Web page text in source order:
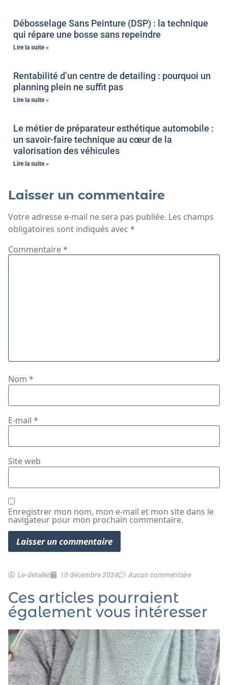
Débosselage Sans Peinture (DSP) : la technique
qui répare une bosse sans repeindre
Lire la suite »
Rentabilité d’un centre de detailing : pourquoi un
planning plein ne suffit pas
Lire la suite »
Le métier de préparateur esthétique automobile :
un savoir-faire technique au cœur de la
valorisation des véhicules
Lire la suite »
Laisser un commentaire
Votre adresse e-mail ne sera pas publiée. Les champs
obligatoires sont indiqués avec *
Commentaire*
Nom *
E-mail *
Site web
Enregistrer mon nom, mon e-mail et mon site dans le
navigateur pour mon prochain commentaire.
Le-detailer 10 décembre 2024 Aucun commentaire
Ces articles pourraient
également vous intéresser